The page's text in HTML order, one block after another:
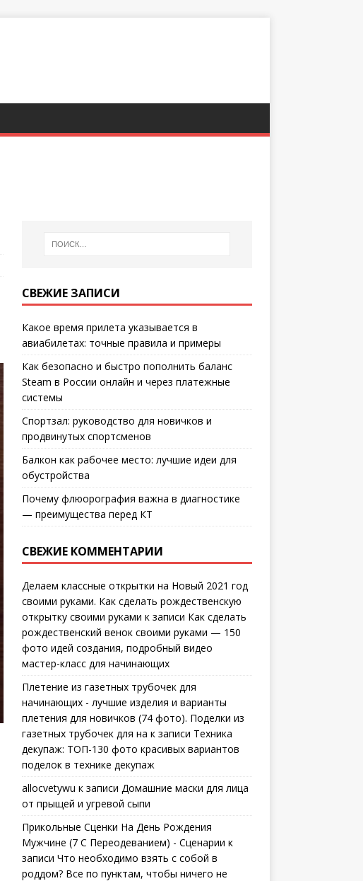
СВЕЖИЕ ЗАПИСИ
Какое время прилета указывается в
авиабилетах: точные правила и примеры
Как безопасно и быстро пополнить баланс
Steam в России онлайн и через платежные
системы
Спортзал: руководство для новичков и
продвинутых спортсменов
Балкон как рабочее место: лучшие идеи для
обустройства
Почему флюорография важна в диагностике
— преимущества перед КТ
СВЕЖИЕ КОММЕНТАРИИ
Делаем классные открытки на Новый 2021 год
своими руками. Как сделать рождественскую
открытку своими руками к записи Как сделать
рождественский венок своими руками — 150
фото идей создания, подробный видео
мастер-класс для начинающих
Плетение из газетных трубочек для
начинающих - лучшие изделия и варианты
плетения для новичков (74 фото). Поделки из
газетных трубочек для на к записи Техника
декупаж: ТОП-130 фото красивых вариантов
поделок в технике декупаж
allocvetywu к записи Домашние маски для лица
от прыщей и угревой сыпи
Прикольные Сценки На День Рождения
Мужчине (7 С Переодеванием) - Сценарии к
записи Что необходимо взять с собой в
роддом? Все по пунктам, чтобы ничего не